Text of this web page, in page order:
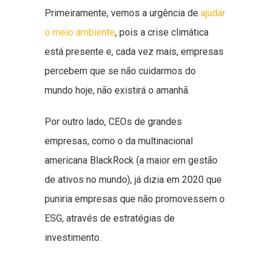
Primeiramente, vemos a urgência de ajudar
o meio ambiente, pois a crise climática
está presente e, cada vez mais, empresas
percebem que se não cuidarmos do
mundo hoje, não existirá o amanhã.
Por outro lado, CEOs de grandes
empresas, como o da multinacional
americana BlackRock (a maior em gestão
de ativos no mundo), já dizia em 2020 que
puniria empresas que não promovessem o
ESG, através de estratégias de
investimento.